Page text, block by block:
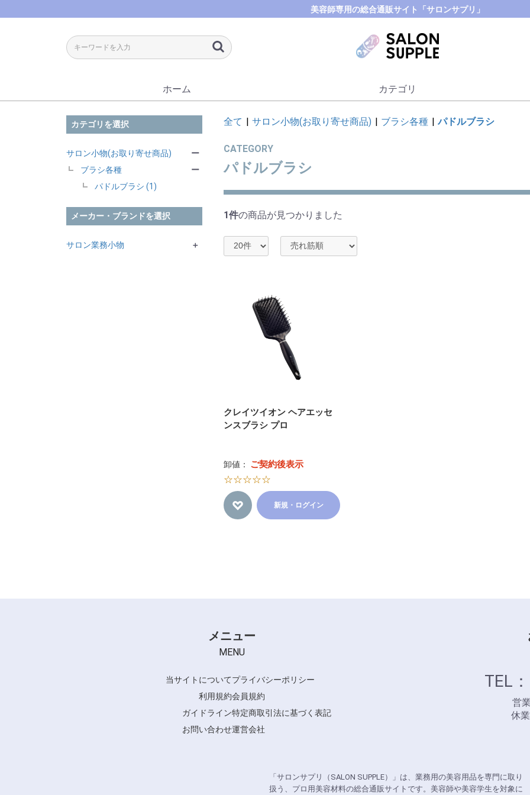
美容師専用の総合通販サイト「サロンサプリ」
ホーム カテゴリ
カテゴリを選択
サロン小物(お取り寄せ商品)
ブラシ各種
パドルブラシ (1)
ー
ー
メーカー・ブランドを選択
サロン業務小物
＋
全て サロン小物(お取り寄せ商品) ブラシ各種 パドルブラシ
CATEGORY
パドルブラシ
1件の商品が見つかりました
クレイツイオン ヘアエッセ
ンスブラシ プロ
卸値： ご契約後表示
☆☆☆☆☆
新規・ログイン
メニュー
MENU
当サイトについてプライバシーポリシー
利用規約会員規約
ガイドライン特定商取引法に基づく表記
お問い合わせ運営会社
TEL
営
休
「サロンサプリ（SALON SUPPLE）」は、業務用の美容用品を専門に取り
扱う、プロ用美容材料の総合通販サイトです。美容師や美容学生を対象に